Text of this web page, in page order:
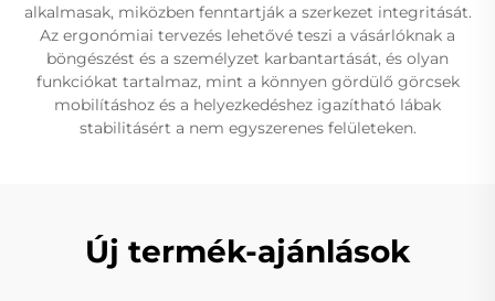
alkalmasak, miközben fenntartják a szerkezet integritását.
Az ergonómiai tervezés lehetővé teszi a vásárlóknak a
böngészést és a személyzet karbantartását, és olyan
funkciókat tartalmaz, mint a könnyen gördülő görcsek
mobilításhoz és a helyezkedéshez igazítható lábak
stabilitásért a nem egyszerenes felületeken.
Új termék-ajánlások